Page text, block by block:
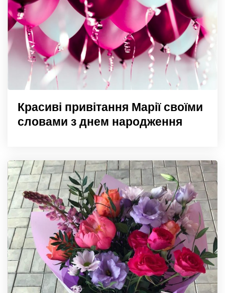
Красиві привітання Марії своїми
словами з днем народження